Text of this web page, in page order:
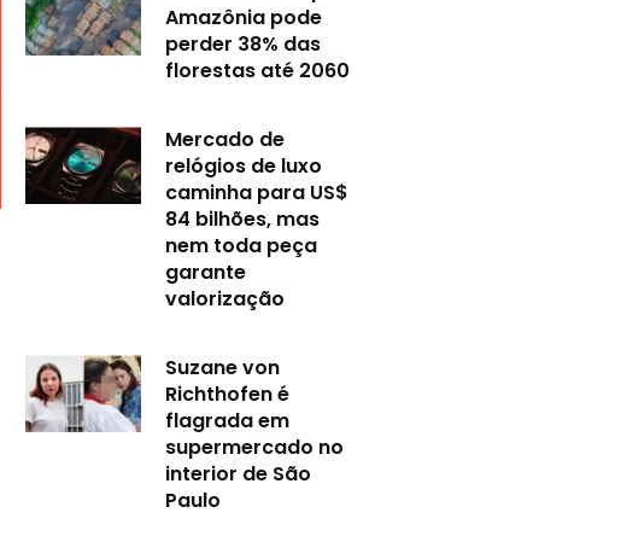
Amazônia pode
perder 38% das
florestas até 2060
Mercado de
relógios de luxo
caminha para US$
84 bilhões, mas
nem toda peça
garante
valorização
Suzane von
Richthofen é
flagrada em
supermercado no
interior de São
Paulo